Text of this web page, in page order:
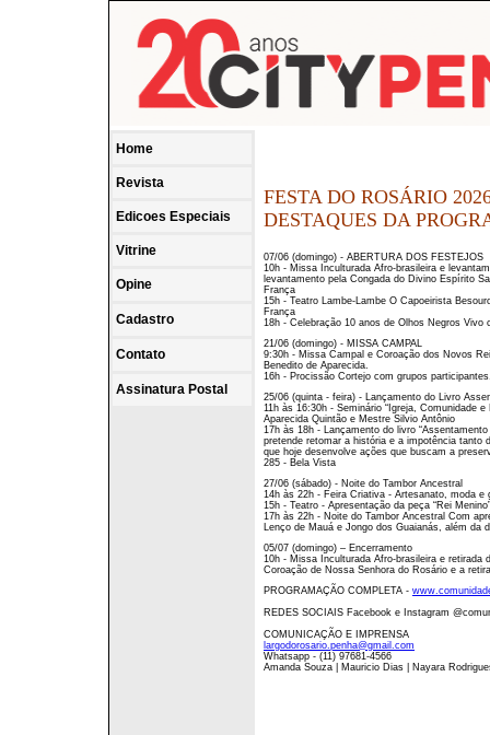
Home
Revista
Edicoes Especiais
Vitrine
Opine
Cadastro
Contato
Assinatura Postal
FESTA DO ROSÁRIO
DESTAQUES DA
07/06 (domingo) - ABERTURA DOS FESTEJOS
10h - Missa Inculturada Afro-brasileira e
levantamento pela Congada do Divino Espírito
França
15h - Teatro Lambe-Lambe O Capoeirista
França
18h - Celebração 10 anos de Olhos Negros
21/06 (domingo) - MISSA CAMPAL
9:30h - Missa Campal e Coroação dos Novos
Benedito de Aparecida.
16h - Procissão Cortejo com grupos
25/06 (quinta - feira) - Lançamento do Livro
11h às 16:30h - Seminário “Igreja, Comunidade
Aparecida Quintão e Mestre Silvio Antônio
17h às 18h - Lançamento do livro
pretende retomar a história e a impotência tanto
que hoje desenvolve ações que buscam a
285 - Bela Vista
27/06 (sábado) - Noite do Tambor Ancestral
14h às 22h - Feira Criativa - Artesanato, moda e
15h - Teatro - Apresentação da peça “Rei Menino”
17h às 22h - Noite do Tambor Ancestral Com
Lenço de Mauá e Jongo dos Guaianás, além da
05/07 (domingo) – Encerramento
10h - Missa Inculturada Afro-brasileira e
Coroação de Nossa Senhora do Rosário e a
PROGRAMAÇÃO COMPLETA -
REDES SOCIAIS Facebook e Instagram
COMUNICAÇÃO E IMPRENSA
largodorosario.penha@gmail.com
Whatsapp - (11) 97681-4566
Amanda Souza | Mauricio Dias | Nayara